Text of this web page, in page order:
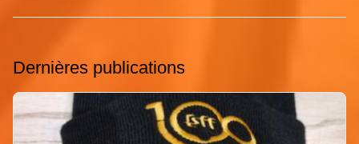
Dernières publications